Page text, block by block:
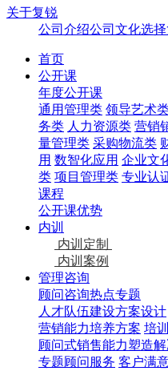
关于复锐
公司介绍公司文化选
首页
公开课
年度公开课
通用管理类 领导艺术
务类 人力资源类 营销
量管理类 采购物流类
用 数智化应用 企业文
类 项目管理类 专业认
课程
公开课优势
内训
内训定制
内训案例
管理咨询
顾问咨询热点专题
人才队伍建设方案设计
营销能力培养方案 培
顾问式销售能力塑造
专题顾问服务 客户满